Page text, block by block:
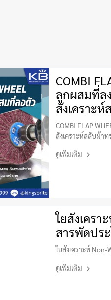
COMBI
ลูกผสมที่ล
สังเคราะ
COMBI FLAP
สังเคราะห์สลับผ้าท
ดูเพิ่มเติม
ใยสังเครา
สารพัดปร
ใยสังเคราะห์
ดูเพิ่มเติม